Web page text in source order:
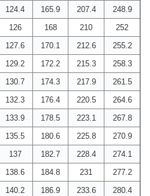
124.4 165.9 207.4
248.9
126 168 210
252
127.6 170.1 212.6
255.2
129.2 172.2 215.3
258.3
130.7 174.3 217.9
261.5
132.3 176.4 220.5
264.6
133.9 178.5 223.1
267.8
135.5 180.6 225.8
270.9
137 182.7 228.4
274.1
138.6 184.8 231
277.2
140.2 186.9 233.6
280.4